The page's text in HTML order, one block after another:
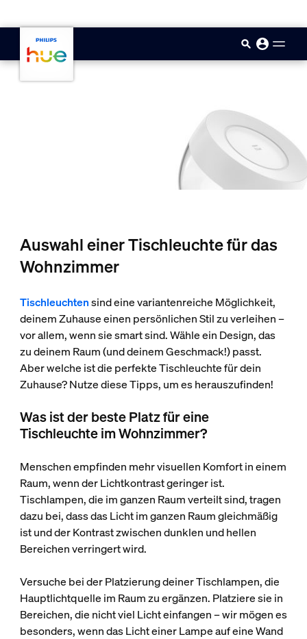
Auswahl einer Tischleuchte für das
Wohnzimmer
Tischleuchtensind eine variantenreiche Möglichkeit,
deinem Zuhause einen persönlichen Stil zu verleihen –
vor allem, wenn sie smart sind. Wähle ein Design, das
zu deinem Raum (und deinem Geschmack!) passt.
Aber welche ist die perfekte Tischleuchte für dein
Zuhause? Nutze diese Tipps, um es herauszufinden!
Was ist der beste Platz für eine
Tischleuchte im Wohnzimmer?
Menschen empfinden mehr visuellen Komfort in einem
Raum, wenn der Lichtkontrast geringer ist.
Tischlampen, die im ganzen Raum verteilt sind, tragen
dazu bei, dass das Licht im ganzen Raum gleichmäßig
ist und der Kontrast zwischen dunklen und hellen
Bereichen verringert wird.
Versuche bei der Platzierung deiner Tischlampen, die
Hauptlichtquelle im Raum zu ergänzen. Platziere sie in
Bereichen, die nicht viel Licht einfangen – wir mögen es
besonders, wenn das Licht einer Lampe auf eine Wand